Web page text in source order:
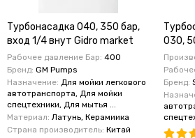
Турбонасадка 040, 350 бар,
вход 1/4 внут Gidro market
аналог R+M
Рабочее давление Бар: 400
Бренд: GM Pumps
Назначение: Для мойки легкового
автотранспорта, Для мойки
спецтехники, Для мытья ...
Материал: Латунь, Керамиика
Страна производитель: Китай
030,
сталь
Бренд: